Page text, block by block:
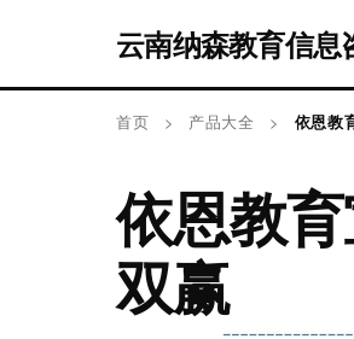
云南纳森教育信息
首页 > 产品大全 > 依恩教
依恩教
双赢